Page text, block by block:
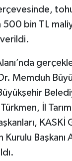
500 bin TL
Memduh
İl
KASKİ